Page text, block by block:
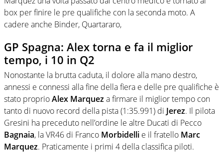
box per finire le pre qualifiche con la seconda moto. A
cadere anche Binder, Quartararo,
GP Spagna: Alex torna e fa il miglior
tempo, i 10 in Q2
Nonostante la brutta caduta, il dolore alla mano destro,
annessi e connessi alla fine della fiera e delle pre qualifiche è
stato proprioAlex Marqueza firmare il miglior tempo con
tanto di nuovo record della pista (1:35.991) di Jerez. Il pilota
Gresini ha preceduto nell’ordine le altre Ducati di Pecco
Bagnaia, la VR46 di Franco Morbidelli e il fratello Marc
Marquez. Praticamente i primi 4 della classifica piloti.